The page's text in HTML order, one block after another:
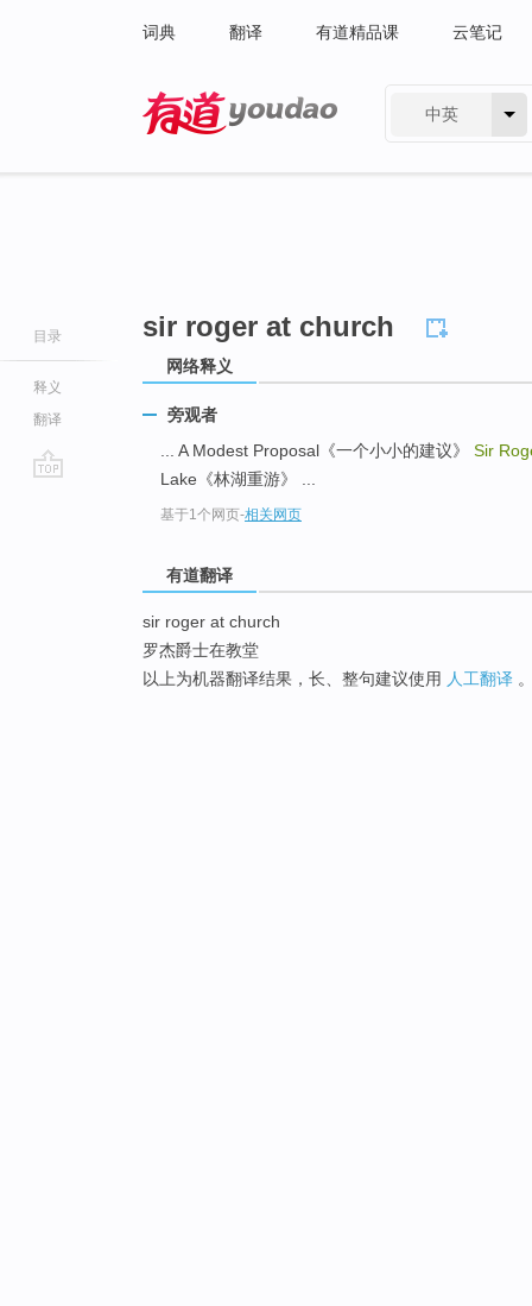
词典 翻译 有道精品课 云笔记
中英
目录
释义
翻译
sir roger at church
网络释义
旁观者
... A Modest Proposal《一个小小的建议》 Sir
Lake《林湖重游》 ...
基于1个网页-相关网页
有道翻译
sir roger at church
罗杰爵士在教堂
以上为机器翻译结果，长、整句建议使用 人工翻译